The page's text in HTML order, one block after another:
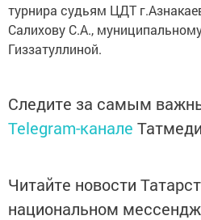
турнира судьям ЦДТ
Салихову С.А.,
Гиззатуллиной.
Следите за самым
Telegram-канале
Читайте новости
национальном